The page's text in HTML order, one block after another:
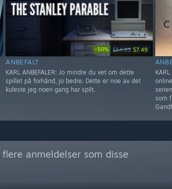
-50% $14.99 $7.49
ANBEFALT
KARL ANBEFALER: Jo mindre du vet om dette
spillet på forhånd, jo bedre. Dette er noe av det
kuleste jeg noen gang har spilt.
som
anmeldelser som disse